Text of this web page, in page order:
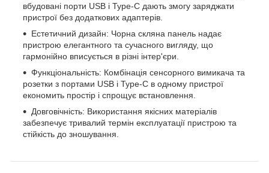
вбудовані порти USB і Type-C дають змогу заряджати
пристрої без додаткових адаптерів.
Естетичний дизайн: Чорна скляна панель надає
пристрою елегантного та сучасного вигляду, що
гармонійно вписується в різні інтер'єри.
Функціональність: Комбінація сенсорного вимикача та
розетки з портами USB і Type-C в одному пристрої
економить простір і спрощує встановлення.
Довговічність: Використання якісних матеріалів
забезпечує тривалий термін експлуатації пристрою та
стійкість до зношування.